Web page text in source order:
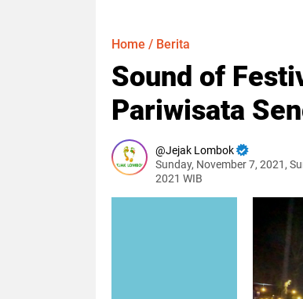
Home / Berita
Sound of
Pariwisata
Jejak Lombok
Sunday, November 7, 2021,
2021 WIB